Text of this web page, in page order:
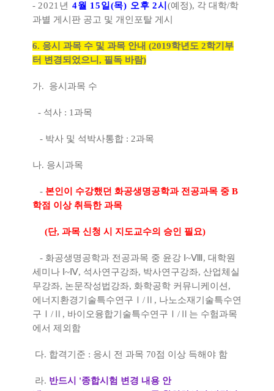
- 2021 년 4월 15일(목) 오후2시 (예정), 각 대학/학
과별 게시판 공고 및 개인포탈 게시
6. 응시 과목 수 및 과목 안내 (2019학년도 2학기부
터 변경되었으니, 필독 바람)
가. 응시과목 수
- 석사 : 1과목
- 박사 및 석박사통합 : 2과목
나. 응시과목
- 본인이 수강했던 화공생명공학과 전공과목 중 B
학점 이상 취득한 과목
(단, 과목 신청 시 지도교수의 승인 필요)
- 화공생명공학과 전공과목 중 윤강 Ⅰ~Ⅷ, 대학원
세미나 Ⅰ~Ⅳ, 석사연구강좌, 박사연구강좌, 산업체실
무강좌, 논문작성법강좌, 화학공학 커뮤니케이션,
에너지환경기술특수연구Ⅰ/Ⅱ, 나노소재기술특수연
구Ⅰ/Ⅱ, 바이오융합기술특수연구Ⅰ/Ⅱ는 수험과목
에서 제외함
다. 합격기준 : 응시 전 과목 70점 이상 득해야 함
라. 반드시 '종합시험 변경 내용 안